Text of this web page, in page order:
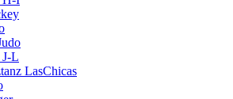
J-L
LasChicas